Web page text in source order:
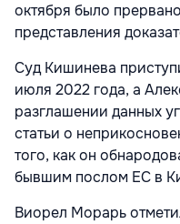
октября было
представления
Суд Кишинева
июля 2022 года, а
разглашении данных
статьи о
того, как он
бывшим послом ЕС в
Виорел Морарь